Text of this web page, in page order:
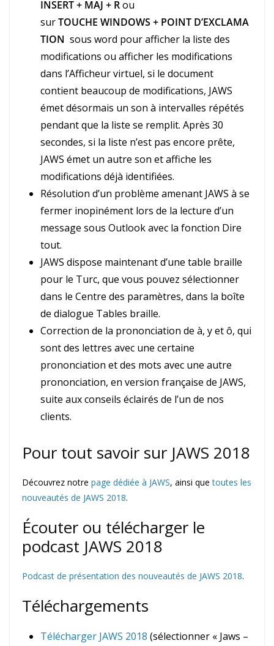
INSERT + MAJ + Rou
surTOUCHE WINDOWS + POINT D’EXCLAMA
TION sous word pour afficher la liste des
modifications ou afficher les modifications
dans l’Afficheur virtuel, si le document
contient beaucoup de modifications, JAWS
émet désormais un son à intervalles répétés
pendant que la liste se remplit. Après 30
secondes, si la liste n’est pas encore prête,
JAWS émet un autre son et affiche les
modifications déjà identifiées.
Résolution d’un problème amenant JAWS à se
fermer inopinément lors de la lecture d’un
message sous Outlook avec la fonction Dire
tout.
JAWS dispose maintenant d’une table braille
pour le Turc, que vous pouvez sélectionner
dans le Centre des paramètres, dans la boîte
de dialogue Tables braille.
Correction de la prononciation de à, y et ô, qui
sont des lettres avec une certaine
prononciation et des mots avec une autre
prononciation, en version française de JAWS,
suite aux conseils éclairés de l’un de nos
clients.
Pour tout savoir sur JAWS 2018
Découvrez notre page dédiée à JAWS, ainsi quetoutes les
nouveautés de JAWS 2018.
Écouter ou télécharger le
podcast JAWS 2018
Podcast de présentation des nouveautés de JAWS 2018.
Téléchargements
Télécharger JAWS 2018 (sélectionner « Jaws –